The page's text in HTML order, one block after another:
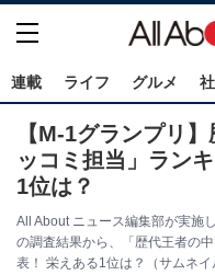
連載 ライフ グルメ
【M-1グランプリ
ッコミ担当」ラン
1位は？
All About ニュース編集部が実施
の調査結果から、「歴代王者の
表！ 栄えある1位は？（サムネ